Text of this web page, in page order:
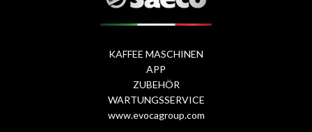
KAFFEE MASCHINEN
APP
ZUBEHÖR
WARTUNGSSERVICE
www.evocagroup.com